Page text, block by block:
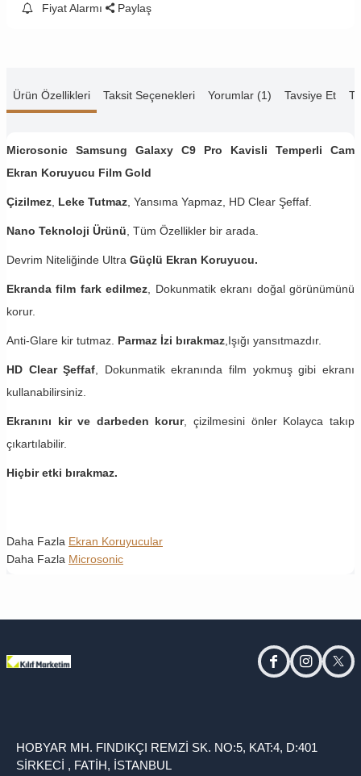
Fiyat Alarmı Paylaş
Ürün Özellikleri Taksit Seçenekleri Yorumlar (1) Tavsiye Et
Microsonic Samsung Galaxy C9 Pro Kavisli Temperli Cam
Ekran Koruyucu Film Gold
Çizilmez Leke Tutmaz , Yansıma Yapmaz, HD Clear Şeffaf.
Nano Teknoloji Ürünü , Tüm Özellikler bir arada.
Devrim Niteliğinde Ultra Güçlü Ekran Koruyucu.
Ekranda film fark edilmez , Dokunmatik ekranı doğal görünümünü
korur.
Anti-Glare kir tutmaz. Parmaz İzi bırakmaz ,Işığı yansıtmazdır.
HD Clear Şeffaf , Dokunmatik ekranında film yokmuş gibi ekranı
kullanabilirsiniz.
Ekranını kir ve darbeden korur, çizilmesini önler Kolayca takıp
çıkartılabilir.
Hiçbir etki bırakmaz.
Daha Fazla Ekran Koruyucular
Daha Fazla Microsonic
facebookinstagram
HOBYAR MH. FINDIKÇI REMZİ SK. NO:5, KAT:4, D:401
SİRKECİ , FATİH, İSTANBUL